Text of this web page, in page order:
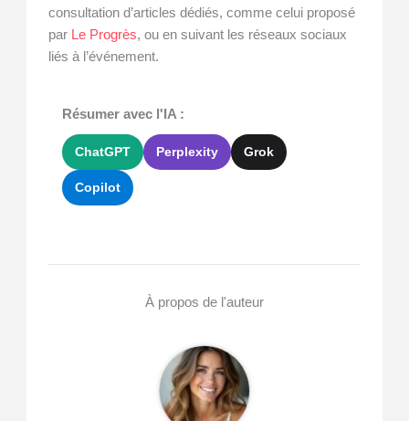
consultation d’articles dédiés, comme celui proposé
par Le Progrès, ou en suivant les réseaux sociaux
liés à l’événement.
Résumer avec l'IA :
ChatGPT Perplexity Grok
Copilot
À propos de l'auteur